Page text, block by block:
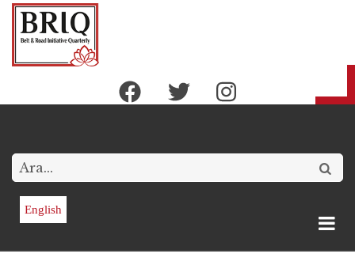
Ana
içeriğe
Arama
English